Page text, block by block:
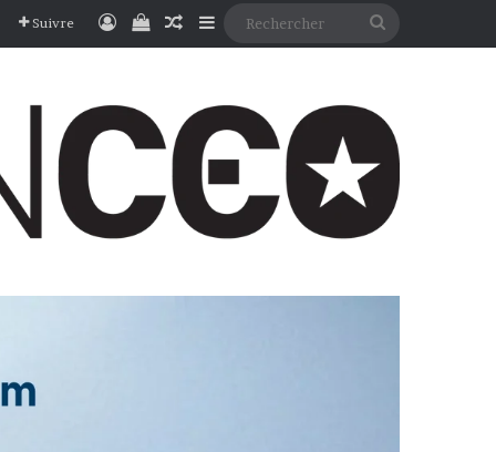
Suivre Connexion
Voir votre panier
Article Aléatoire
Sidebar (barre latérale)